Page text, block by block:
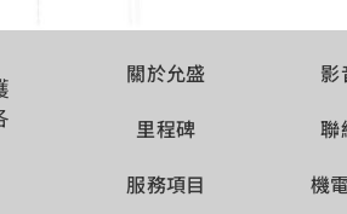
關於允盛
里程碑
服務項目
影
聯
機